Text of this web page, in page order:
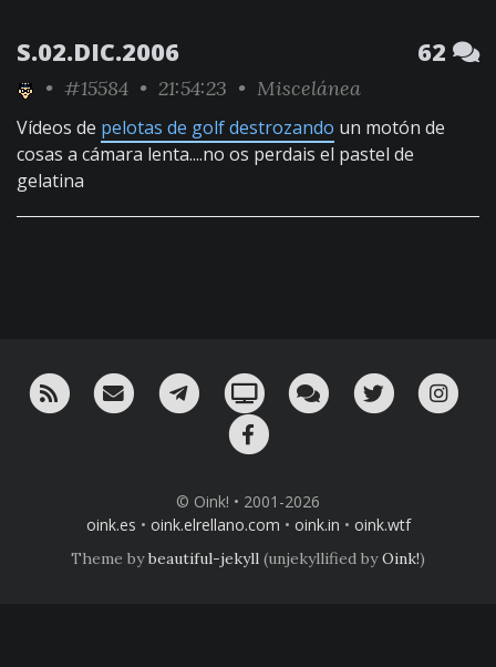
S.02.DIC.2006 62
• #15584 • 21:54:23 • Miscelánea
Vídeos de pelotas de golf destrozando un motón de
cosas a cámara lenta....no os perdais el pastel de
gelatina
RSS ¡Mándame un email!¡Nuestro canal en Telegram!
Oink! TV Charla con nosotros
Twitter
© Oink! • 2001-2026
oink.es • oink.elrellano.com • oink.in • oink.wtf
Theme bybeautiful-jekyll (unjekyllified byOink!)